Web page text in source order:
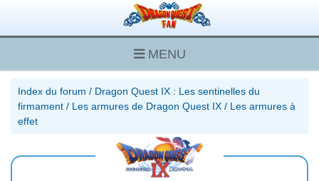
MENU
Index du forum / Dragon Quest IX : Les sentinelles du
firmament / Les armures de Dragon Quest IX / Les armures à
effet